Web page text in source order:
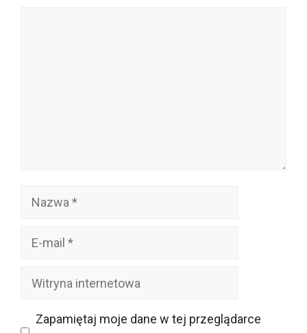
Nazwa
Witryna
Zapamiętaj moje dane w tej przeglądarce